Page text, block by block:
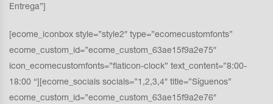
Entrega”]
[ecome_iconbox style=”style2″ type=”ecomecustomfonts”
ecome_custom_id=”ecome_custom_63ae15f9a2e75″
icon_ecomecustomfonts=”flaticon-clock” text_content=”8:00-
18:00 “][ecome_socials socials=”1,2,3,4″ title=”Síguenos”
ecome_custom_id=”ecome_custom_63ae15f9a2e76″